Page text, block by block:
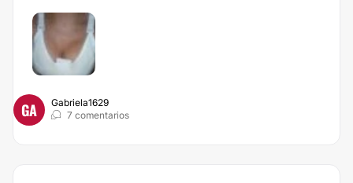
GA
Gabriela1629
7 comentarios